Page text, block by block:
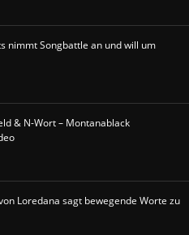
nimmt Songbattle an und will um
& N-Wort – Montanablack
Loredana sagt bewegende Worte zu